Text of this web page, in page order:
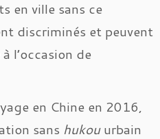
en ville sans ce
discriminés et peuvent
l’occasion de
en Chine en 2016,
sans hukouurbain